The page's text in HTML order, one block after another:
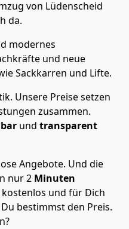
von Lüdenscheid
da.
modernes
und neue
Sackkarren und Lifte.
Unsere Preise setzen
zusammen.
und transparent
Angebote. Und die
nur2 Minuten
und für Dich
bestimmst den Preis.